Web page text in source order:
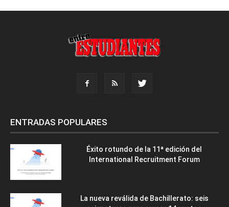
ENTRADAS POPULARES
Éxito rotundo de la 11ª edición del
International Recruitment Forum
La nueva reválida de Bachillerato: seis